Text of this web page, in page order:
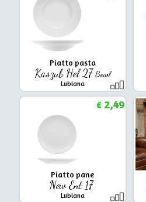
Piatto pasta
Kaszub Hel 27Bowl
Lubiana
Piatto pane
New Ent 17
Lubiana
€2,49